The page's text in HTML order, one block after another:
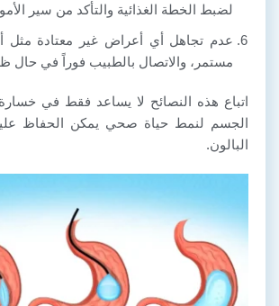
لضبط الخطة الغذائية والتأكد من سير
عدم تجاهل أي أعراض غير معتادة مثل
مستمر، والاتصال بالطبيب فوراً في حال
اتباع هذه النصائح لا يساعد فقط في
الجسم لنمط حياة صحي يمكن الحفاظ
البالون.